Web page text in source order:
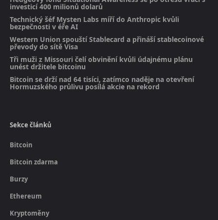
investicí 400 milionů dolarů
Technický šéf Mysten Labs míří do Anthropic kvůli
bezpečnosti v éře AI
Western Union spouští Stablecard a přináší stablecoinové
převody do sítě Visa
Tři muži z Missouri čelí obvinění kvůli údajnému plánu
unést držitele bitcoinu
Bitcoin se drží nad 64 tisíci, zatímco naděje na otevření
Hormuzského průlivu posílá akcie na rekord
Sekce článků
Bitcoin
Bitcoin zdarma
Burzy
Ethereum
Kryptoměny